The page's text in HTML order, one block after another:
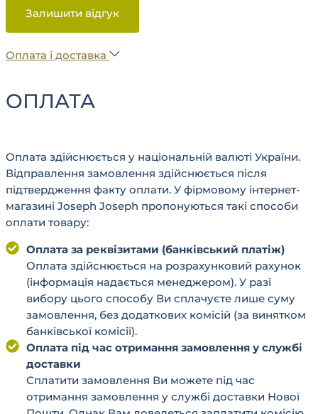
Залишити відгук
Оплата і доставка
ОПЛАТА
Оплата здійснюється у національній валюті України.
Відправлення замовлення здійснюється після
підтвердження факту оплати. У фірмовому інтернет-
магазині Joseph Joseph пропонуються такі способи
оплати товару:
Оплата за реквізитами (банківський платіж)
Оплата здійснюється на розрахунковий рахунок
(інформація надається менеджером). У разі
вибору цього способу Ви сплачуєте лише суму
замовлення, без додаткових комісій (за винятком
банківської комісії).
Оплата під час отримання замовлення у службі
доставки
Сплатити замовлення Ви можете під час
отримання замовлення у службі доставки Нової